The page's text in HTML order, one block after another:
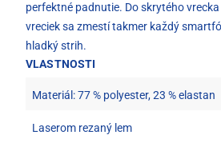
perfektné padnutie. Do skrytého
vreciek sa zmestí takmer každý
hladký strih.
VLASTNOSTI
Materiál: 77 % polyester, 23 % elastan
Laserom rezaný lem